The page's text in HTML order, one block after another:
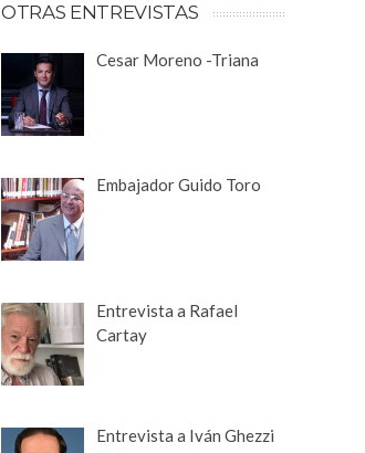
OTRAS ENTREVISTAS
Cesar Moreno -Triana
Embajador Guido Toro
Entrevista a Rafael
Cartay
Entrevista a Iván Ghezzi